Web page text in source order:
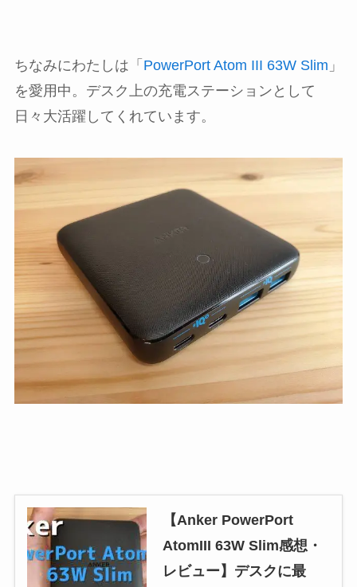
ちなみにわたしは「 PowerPort Atom III 63W Slim 」
を愛用中。デスク上の充電ステーションとして
日々大活躍してくれています。
【Anker PowerPort
AtomIII 63W Slim感想・
レビュー】デスクに最